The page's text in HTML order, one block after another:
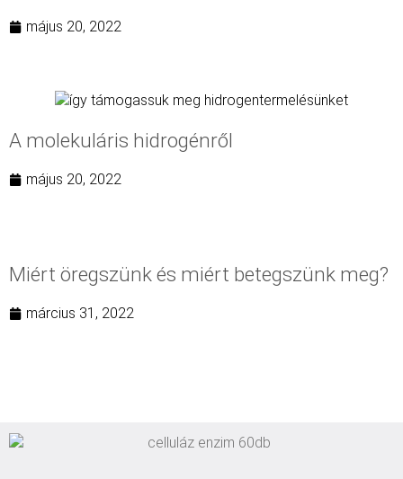
május 20, 2022
A molekuláris hidrogénről
május 20, 2022
Miért öregszünk és miért betegszünk meg?
március 31, 2022